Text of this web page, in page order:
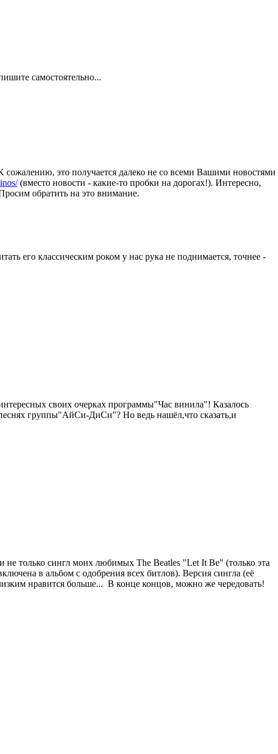
самостоятельно...
это получается далеко не со всеми Вашими новостями
(вместо новости - какие-то пробки на дорогах!). Интересно,
обратить на это внимание.
его классическим роком у нас рука не поднимается, точнее -
своих очерках программы"Час винила"! Казалось
песнях группы"АйСи-ДиСи"? Но ведь нашёл,что сказать,и
только сингл моих любимых The Beatles "Let It Be" (только эта
в альбом с одобрения всех битлов). Версия сингла (её
нравится больше... В конце концов, можно же чередовать!